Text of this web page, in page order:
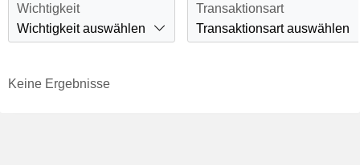
Wichtigkeit
Wichtigkeit auswählen
Transaktionsart
Transaktionsart auswählen
Keine Ergebnisse